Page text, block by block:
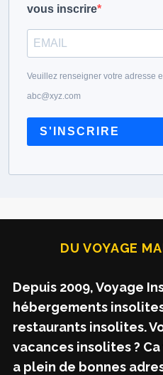
vous inscrire
Veuillez renseigner votre adresse
abc@xyz.com
S'INSCRIRE
DU VOYAGE
Depuis 2009, Voyage
hébergements
restaurants insolites.
vacances insolites ?
a plein de bonnes